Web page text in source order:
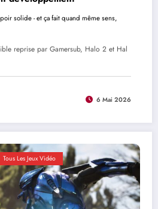
solide - et ça fait quand même sens,
reprise par Gamersub, Halo 2 et Hal
6 Mai 2026
Tous Les Jeux Vidéo